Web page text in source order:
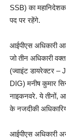
SSB) का
पद पर रहेंगे.
आईपीएस अधिकारी
जो तीन अधिकारी
(ज्वाइंट डायरेक्टर –
DIG) मनीष कुमार
नाइकनवरे. ये तीनों,
के नजदीकी
आईपीएस अधिकारी